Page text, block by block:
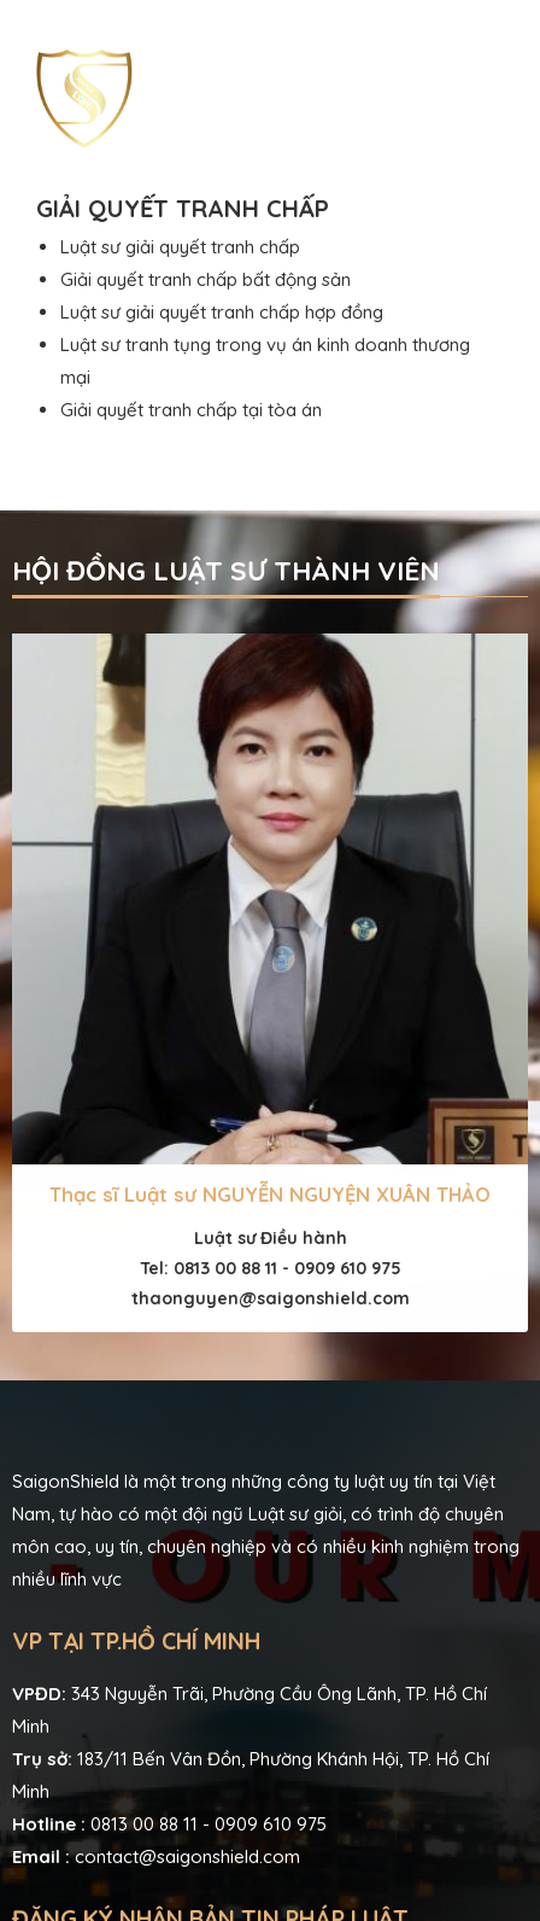
GIẢI QUYẾT TRANH CHẤP
Luật sư giải quyết tranh chấp
Giải quyết tranh chấp bất động sản
Luật sư giải quyết tranh chấp hợp đồng
Luật sư tranh tụng trong vụ án kinh doanh thương
mại
Giải quyết tranh chấp tại tòa án
HỘI ĐỒNG LUẬT SƯ THÀNH VIÊN
Thạc sĩ Luật sư NGUYỄN NGUYỆN XUÂN THẢO
Luật sư Điều hành
Tel: 0813 00 88 11 - 0909 610 975
thaonguyen@saigonshield.com
SaigonShield là một trong những công ty luật uy tín tại Việt
Nam, tự hào có một đội ngũ Luật sư giỏi, có trình độ chuyên
môn cao, uy tín, chuyên nghiệp và có nhiều kinh nghiệm trong
nhiều lĩnh vực
VP TẠI TP.HỒ CHÍ MINH
VPĐD: 343 Nguyễn Trãi, Phường Cầu Ông Lãnh, TP. Hồ Chí
Minh
Trụ sở: 183/11 Bến Vân Đồn, Phường Khánh Hội, TP. Hồ Chí
Minh
Hotline : 0813 00 88 11 - 0909 610 975
Email : contact@saigonshield.com